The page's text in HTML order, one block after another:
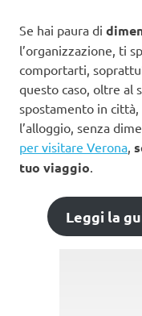
Se hai paura di
l’organizzazione, ti
comportarti,
questo caso, oltre al
spostamento in
l’alloggio, senza
per visitare Verona
tuo viaggio
Leggi la